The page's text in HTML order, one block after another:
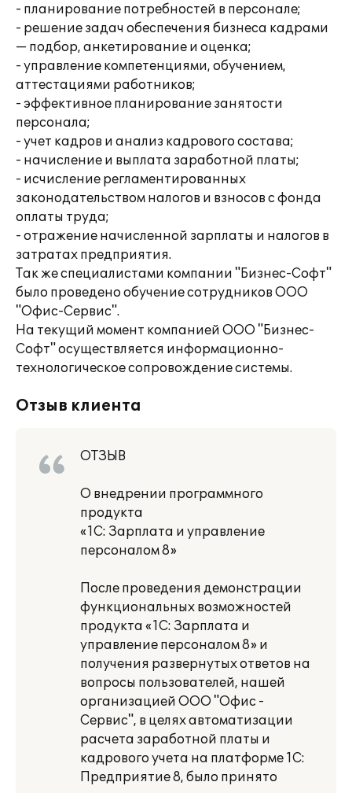
- планирование потребностей в персонале;
- решение задач обеспечения бизнеса кадрами
— подбор, анкетирование и оценка;
- управление компетенциями, обучением,
аттестациями работников;
- эффективное планирование занятости
персонала;
- учет кадров и анализ кадрового состава;
- начисление и выплата заработной платы;
- исчисление регламентированных
законодательством налогов и взносов с фонда
оплаты труда;
- отражение начисленной зарплаты и налогов в
затратах предприятия.
Так же специалистами компании "Бизнес-Софт"
было проведено обучение сотрудников ООО
"Офис-Сервис".
На текущий момент компанией ООО "Бизнес-
Софт" осуществляется информационно-
технологическое сопровождение системы.
Отзыв клиента
ОТЗЫВ
О внедрении программного
продукта
«1С: Зарплата и управление
персоналом 8»
После проведения демонстрации
функциональных возможностей
продукта «1С: Зарплата и
управление персоналом 8» и
получения развернутых ответов на
вопросы пользователей, нашей
организацией ООО "Офис -
Сервис", в целях автоматизации
расчета заработной платы и
кадрового учета на платформе 1С:
Предприятие 8, было принято